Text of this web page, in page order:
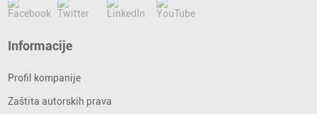
Informacije
Profil kompanije
Zaštita autorskih prava